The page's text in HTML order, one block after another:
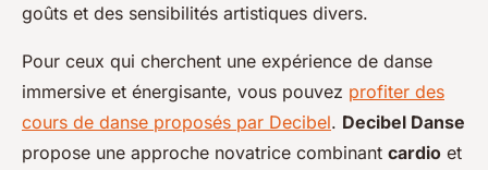
goûts et des sensibilités artistiques divers.
Pour ceux qui cherchent une expérience de danse
immersive et énergisante, vous pouvez profiter des
cours de danse proposés par Decibel. Decibel Danse
propose une approche novatrice combinant cardio et